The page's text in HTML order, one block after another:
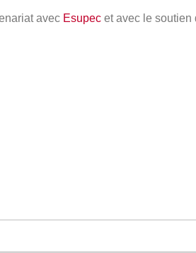
avec Esupec et avec le soutien